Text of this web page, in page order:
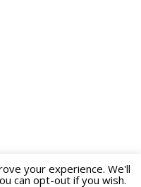
your experience. We'll
can opt-out if you wish.